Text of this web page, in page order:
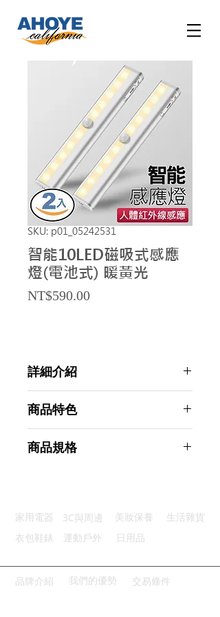
SKU: p01_05242531
智能10LED磁吸式感應
燈(電池式) 暖黃光
NT$590.00Price
詳細介紹
商品特色
輕薄迷你：不佔空間，輕鬆易攜帶
商品規格
主要材質：PVC
商品尺寸：18.5*3*1.6cm
產地名稱：中國大陸
代理商：亞桓有限公司
家用電器 3C與周邊 美妝保養
生活雜貨
衣包鞋錶
運動戶外 日用品
品牌介紹 我們的優勢 交易條件